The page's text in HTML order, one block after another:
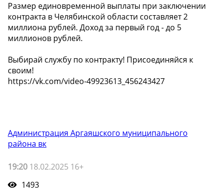
Размер единовременной выплаты при заключении
контракта в Челябинской области составляет 2
миллиона рублей. Доход за первый год - до 5
миллионов рублей.
Выбирай службу по контракту! Присоединяйся к
своим!
https://vk.com/video-49923613_456243427
Администрация Аргаяшского муниципального
района вк
19:20 18.02.2025 16+
1493